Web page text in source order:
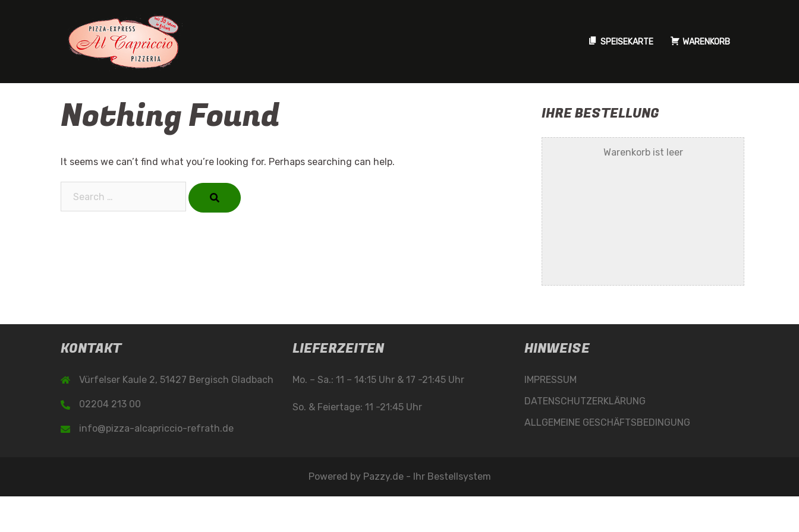
SPEISEKARTE WARENKORB
Nothing Found
It seems we can’t find what you’re looking for. Perhaps searching can help.
IHRE BESTELLUNG
Warenkorb ist leer
KONTAKT
Vürfelser Kaule 2, 51427 Bergisch Gladbach
02204 213 00
info@pizza-alcapriccio-refrath.de
LIEFERZEITEN
Mo. – Sa.: 11 – 14:15 Uhr & 17 -21:45 Uhr
So. & Feiertage: 11 -21:45 Uhr
HINWEISE
IMPRESSUM
DATENSCHUTZERKLÄRUNG
ALLGEMEINE GESCHÄFTSBEDINGUNG
Powered by Pazzy.de - Ihr Bestellsystem